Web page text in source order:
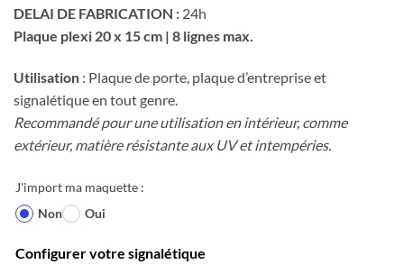
DELAI DE FABRICATION : 24h
Plaque plexi 20 x 15 cm | 8 lignes max.
Utilisation : Plaque de porte, plaque d’entreprise et
signalétique en tout genre.
Recommandé pour une utilisation en intérieur, comme
extérieur, matière résistante aux UV et intempéries.
J'import ma maquette :
Non
Oui
Configurer votre signalétique